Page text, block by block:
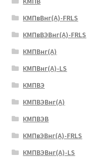
КМПвВнг(А)-FRLS
КМПвВЭВнг(А)-FRLS
КМПВнг(А)
КМПВнг(А)-LS
КМПВЭ
КМПВЭBнг(А)
КМПВЭВ
КМПвЭВнг(А)-FRLS
КМПВЭВнг(А)-LS